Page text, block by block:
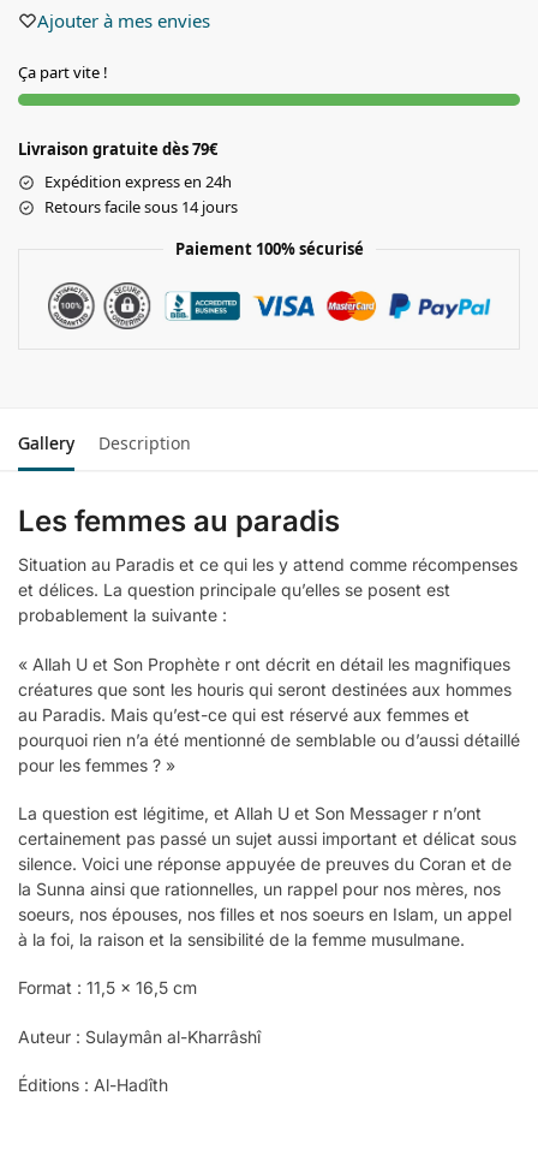
Ajouter à mes envies
Ça part vite !
Livraison gratuite dès 79€
Expédition express en 24h
Retours facile sous 14 jours
Paiement 100% sécurisé
Gallery Description
Les femmes au paradis
Situation au Paradis et ce qui les y attend comme récompenses
et délices. La question principale qu’elles se posent est
probablement la suivante :
« Allah U et Son Prophète r ont décrit en détail les magnifiques
créatures que sont les houris qui seront destinées aux hommes
au Paradis. Mais qu’est-ce qui est réservé aux femmes et
pourquoi rien n’a été mentionné de semblable ou d’aussi détaillé
pour les femmes ? »
La question est légitime, et Allah U et Son Messager r n’ont
certainement pas passé un sujet aussi important et délicat sous
silence. Voici une réponse appuyée de preuves du Coran et de
la Sunna ainsi que rationnelles, un rappel pour nos mères, nos
soeurs, nos épouses, nos filles et nos soeurs en Islam, un appel
à la foi, la raison et la sensibilité de la femme musulmane.
Format : 11,5 x 16,5 cm
Auteur : Sulaymân al-Kharrâshî
Éditions : Al-Hadîth